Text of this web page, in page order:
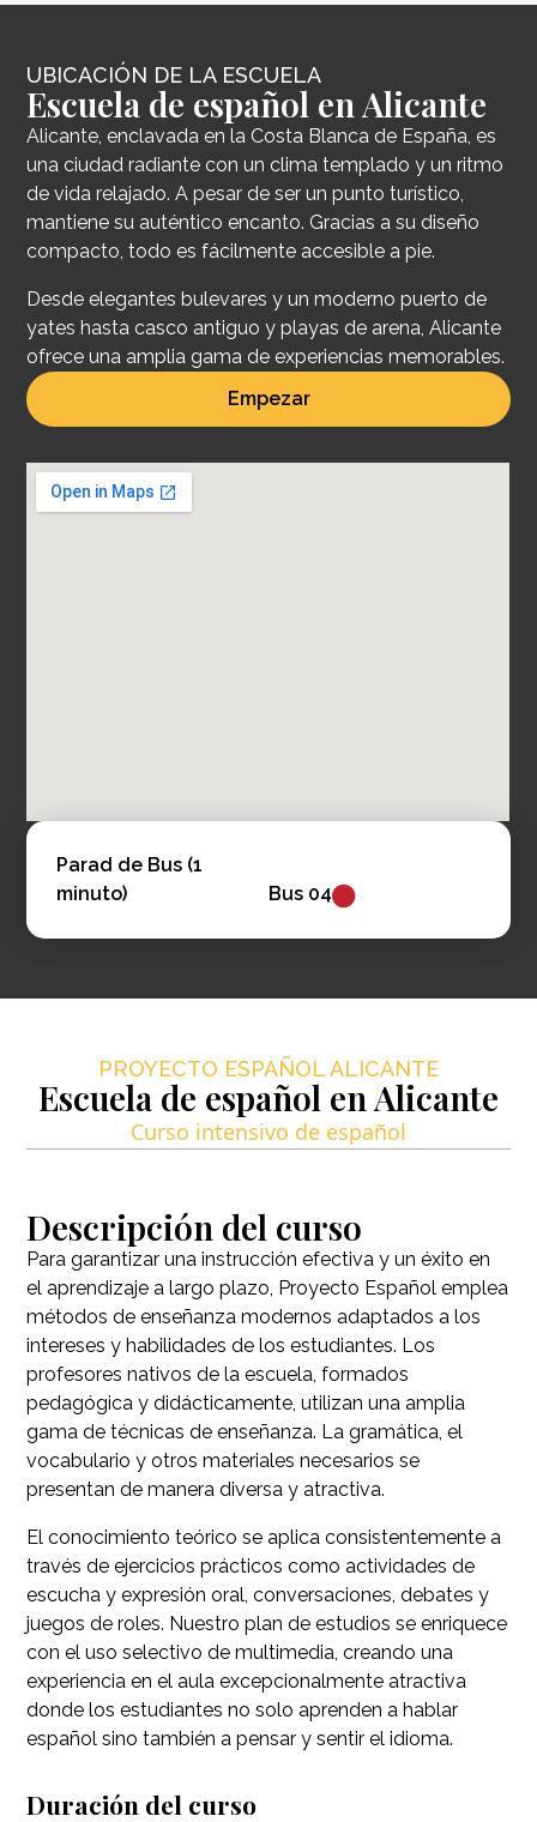
UBICACIÓN DE LA ESCUELA
Escuela de español en Alicante
Alicante, enclavada en la Costa Blanca de España, es
una ciudad radiante con un clima templado y un ritmo
de vida relajado. A pesar de ser un punto turístico,
mantiene su auténtico encanto. Gracias a su diseño
compacto, todo es fácilmente accesible a pie.
Desde elegantes bulevares y un moderno puerto de
yates hasta casco antiguo y playas de arena, Alicante
ofrece una amplia gama de experiencias memorables.
Empezar
Parad de Bus (1
minuto)
Bus 04
PROYECTO ESPAÑOL ALICANTE
Escuela de español en Alicante
Curso intensivo de español
Descripción del curso
Para garantizar una instrucción efectiva y un éxito en
el aprendizaje a largo plazo, Proyecto Español emplea
métodos de enseñanza modernos adaptados a los
intereses y habilidades de los estudiantes. Los
profesores nativos de la escuela, formados
pedagógica y didácticamente, utilizan una amplia
gama de técnicas de enseñanza. La gramática, el
vocabulario y otros materiales necesarios se
presentan de manera diversa y atractiva.
El conocimiento teórico se aplica consistentemente a
través de ejercicios prácticos como actividades de
escucha y expresión oral, conversaciones, debates y
juegos de roles. Nuestro plan de estudios se enriquece
con el uso selectivo de multimedia, creando una
experiencia en el aula excepcionalmente atractiva
donde los estudiantes no solo aprenden a hablar
español sino también a pensar y sentir el idioma.
Duración del curso